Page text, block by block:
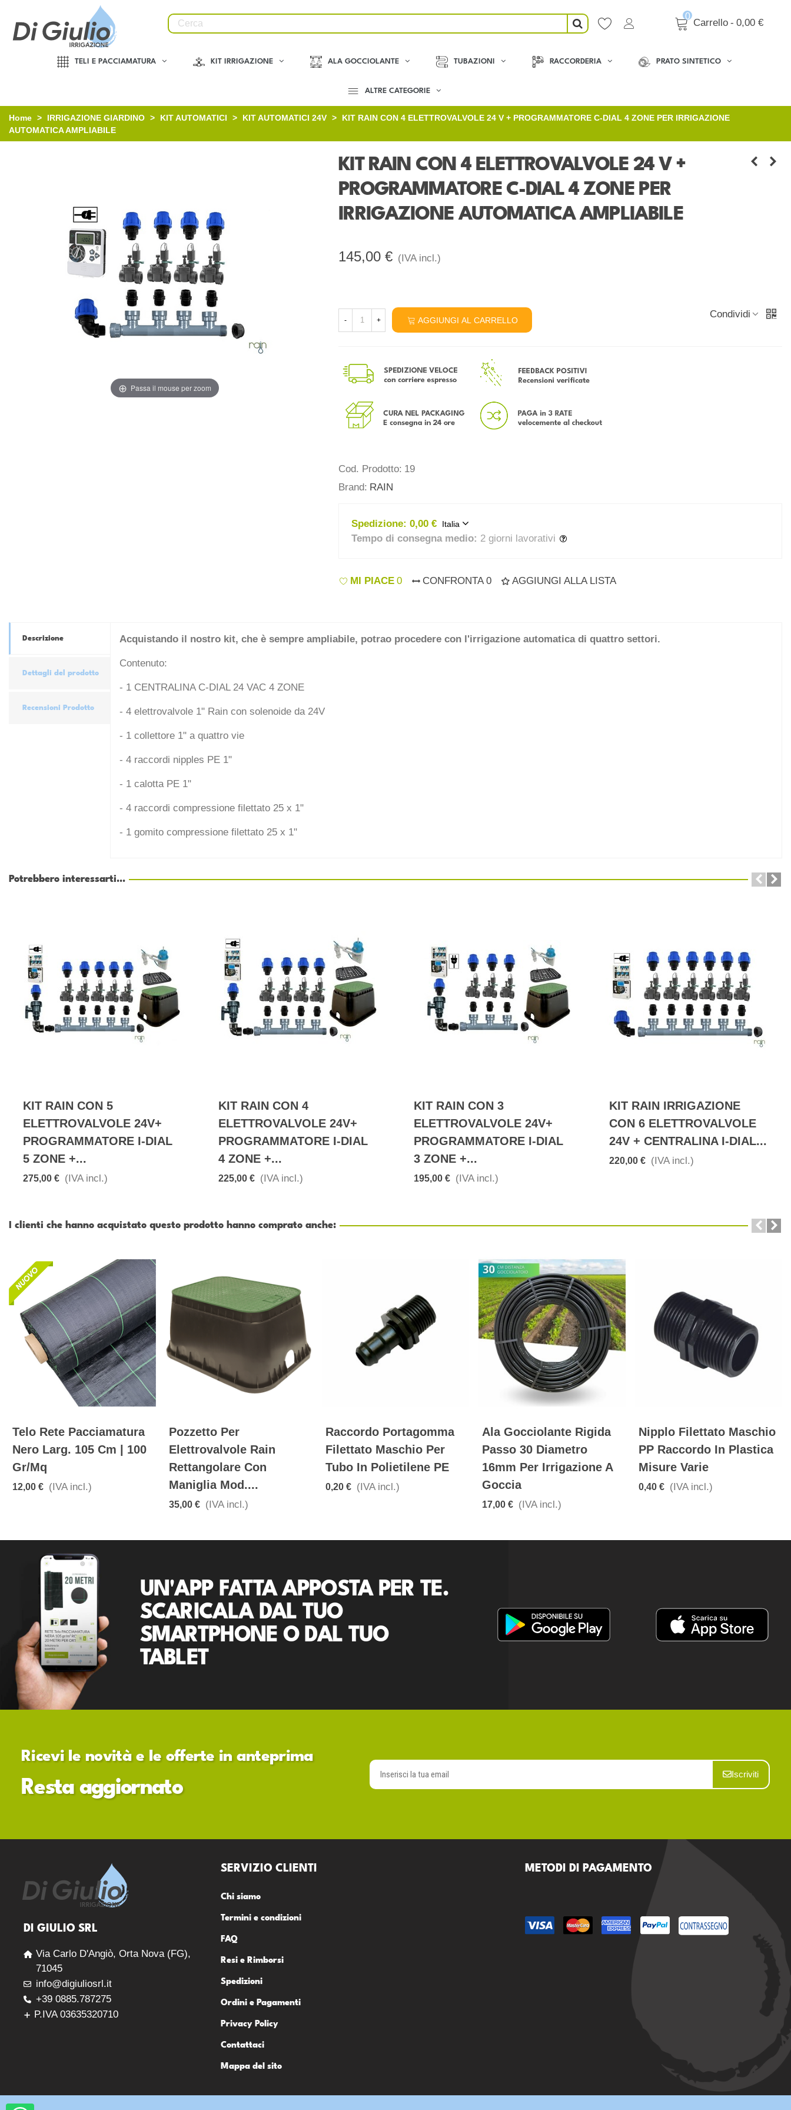
0
Carrello - 0,00 €
TELI E PACCIAMATURA KIT IRRIGAZIONE ALA GOCCIOLANTE TUBAZIONI RACCORDERIA PRATO SINTETICO
ALTRE CATEGORIE
Home > IRRIGAZIONE GIARDINO > KIT AUTOMATICI > KIT AUTOMATICI 24V >
KIT RAIN CON 4 ELETTROVALVOLE 24 V + PROGRAMMATORE C-DIAL 4 ZONE PER IRRIGAZIONE
AUTOMATICA AMPLIABILE
Passa il mouse per zoom
KIT RAIN CON 4 ELETTROVALVOLE 24 V +
PROGRAMMATORE C-DIAL 4 ZONE PER
IRRIGAZIONE AUTOMATICA AMPLIABILE
145,00 € (IVA incl.)
- + AGGIUNGI AL CARRELLO
Condividi
Cod. Prodotto: 19
Brand: RAIN
Spedizione: 0,00 € Italia
Tempo di consegna medio: 2 giorni lavorativi
MI PIACE 0 CONFRONTA 0 AGGIUNGI ALLA LISTA
Descrizione
Dettagli del prodotto
Recensioni Prodotto
Acquistando il nostro kit, che è sempre ampliabile, potrao procedere con l'irrigazione automatica di quattro settori.
Contenuto:
- 1 CENTRALINA C-DIAL 24 VAC 4 ZONE
- 4 elettrovalvole 1" Rain con solenoide da 24V
- 1 collettore 1" a quattro vie
- 4 raccordi nipples PE 1"
- 1 calotta PE 1"
- 4 raccordi compressione filettato 25 x 1"
- 1 gomito compressione filettato 25 x 1"
Potrebbero interessarti...
KIT RAIN CON 5
ELETTROVALVOLE 24V+
PROGRAMMATORE I-DIAL
5 ZONE +...
275,00 € (IVA incl.)
KIT RAIN CON 4
ELETTROVALVOLE 24V+
PROGRAMMATORE I-DIAL
4 ZONE +...
225,00 € (IVA incl.)
KIT RAIN CON 3
ELETTROVALVOLE 24V+
PROGRAMMATORE I-DIAL
3 ZONE +...
195,00 € (IVA incl.)
KIT RAIN IRRIGAZIONE
CON 6 ELETTROVALVOLE
24V + CENTRALINA I-DIAL...
220,00 € (IVA incl.)
I clienti che hanno acquistato questo prodotto hanno comprato anche:
Telo Rete Pacciamatura
Nero Larg. 105 Cm | 100
Gr/mq
12,00 € (IVA incl.)
Pozzetto Per
Elettrovalvole Rain
Rettangolare Con
Maniglia Mod....
35,00 € (IVA incl.)
Raccordo Portagomma
Filettato Maschio Per
Tubo In Polietilene PE
0,20 € (IVA incl.)
Ala Gocciolante Rigida
Passo 30 Diametro
16mm Per Irrigazione A
Goccia
17,00 € (IVA incl.)
Nipplo Filettato Maschio
PP Raccordo In Plastica
Misure Varie
0,40 € (IVA incl.)
UN'APP FATTA APPOSTA PER TE.
SCARICALA DAL TUO
SMARTPHONE O DAL TUO
TABLET
Ricevi le novità e le offerte in anteprima
Resta aggiornato
Iscriviti
DI GIULIO SRL
Via Carlo D'Angiò, Orta Nova (FG),
71045
info@digiuliosrl.it
+39 0885.787275
P.IVA 03635320710
SERVIZIO CLIENTI
Chi siamo
Termini e condizioni
FAQ
Resi e Rimborsi
Spedizioni
Ordini e Pagamenti
Privacy Policy
Contattaci
Mappa del sito
METODI DI PAGAMENTO